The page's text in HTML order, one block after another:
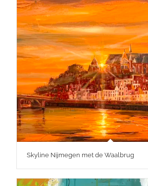
Skyline Nijmegen met de Waalbrug